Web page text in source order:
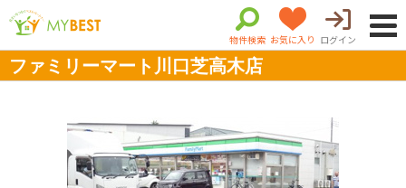
物件検索 お気に入り ログイン
ファミリーマート川口芝高木店